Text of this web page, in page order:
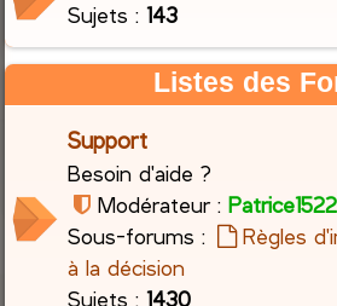
Sujets :143
Listes des
Support
Besoin d'aide ?
Modérateur :
Sous-forums :
Règles
à la décision
Sujets :1430